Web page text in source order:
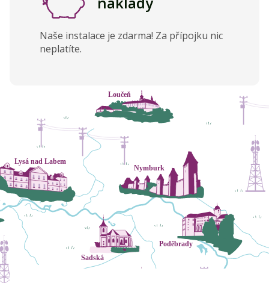
Naše instalace je zdarma! Za přípojku nic
neplatíte.